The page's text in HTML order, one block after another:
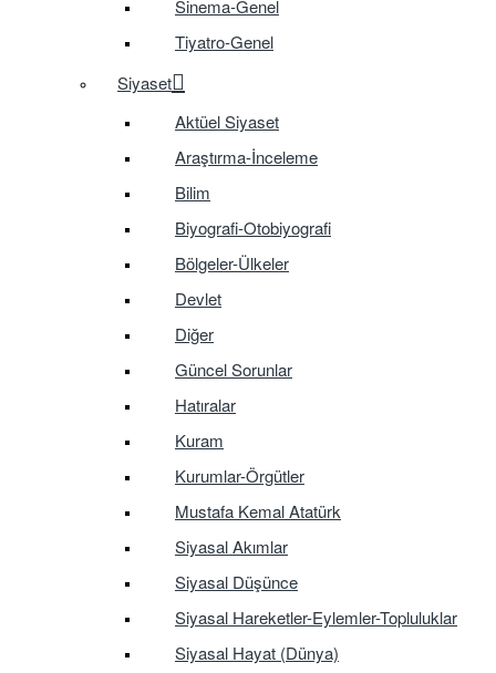
Sinema-Genel
Tiyatro-Genel
Siyaset
Aktüel Siyaset
Araştırma-İnceleme
Bilim
Biyografi-Otobiyografi
Bölgeler-Ülkeler
Devlet
Diğer
Güncel Sorunlar
Hatıralar
Kuram
Kurumlar-Örgütler
Mustafa Kemal Atatürk
Siyasal Akımlar
Siyasal Düşünce
Siyasal Hareketler-Eylemler-Topluluklar
Siyasal Hayat (Dünya)